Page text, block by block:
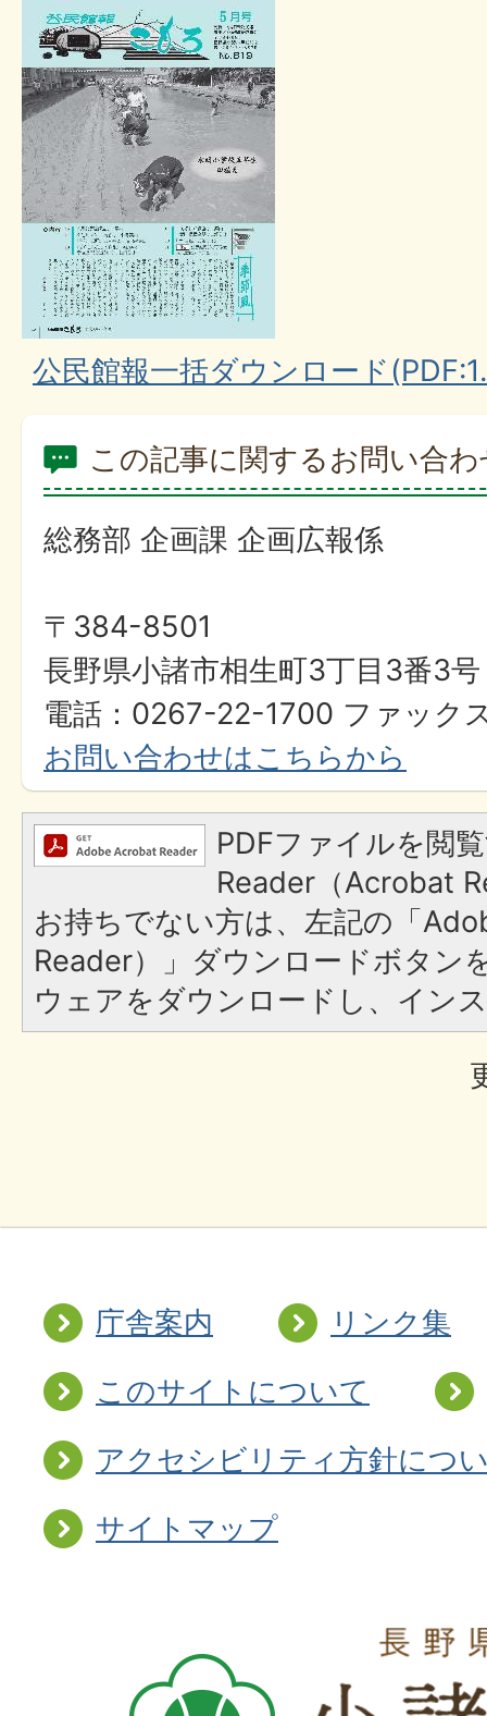
公民館報一括ダウンロード
この記事に関するお問い合
総務部 企画課 企画広報係
〒384-8501
長野県小諸市相生町3丁目3番3号
電話：0267-22-1700 ファック
お問い合わせはこちらから
PDFファイルを閲
Reader（Acrobat
お持ちでない方は、左記の「
Reader）」ダウンロードボタン
ウェアをダウンロードし、イン
庁舎案内
リンク集
このサイトについて
アクセシビリティ方針につ
サイトマップ